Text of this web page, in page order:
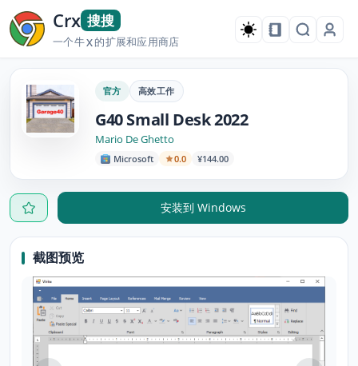
Crx 搜搜
一个牛X的扩展和应用商店
官方 高效工作
G40 Small Desk 2022
Mario De Ghetto
Microsoft 0.0 ¥144.00
安装到 Windows
截图预览